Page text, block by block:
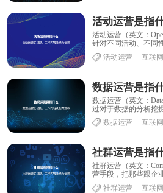
活动运营（英文：
针对不同活动、不同
策划、活动实施、以
活动运营 互联
数据运营（英文：
过对于数据的分析挖
作为商品，以合规化
数据运营 互联
社群运营（英文：
营手段，把那些跟企
体，通过内容、活动
社群运营 互联